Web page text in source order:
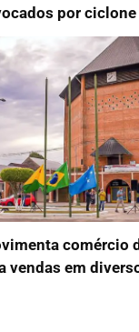
por ciclone
comércio
vendas em